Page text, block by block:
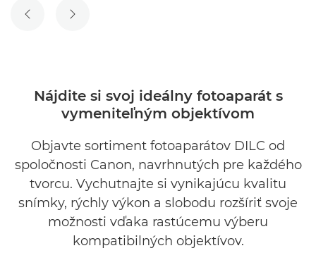
PREDCHÁDZAJÚCA SNÍMKA
NASLEDUJÚCA SNÍMKA
Nájdite si svoj ideálny fotoaparát s
vymeniteľným objektívom
Objavte sortiment fotoaparátov DILC od
spoločnosti Canon, navrhnutých pre každého
tvorcu. Vychutnajte si vynikajúcu kvalitu
snímky, rýchly výkon a slobodu rozšíriť svoje
možnosti vďaka rastúcemu výberu
kompatibilných objektívov.